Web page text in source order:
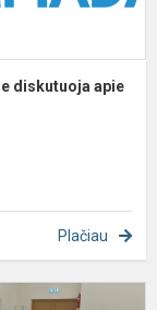
diskutuoja apie
Plačiau